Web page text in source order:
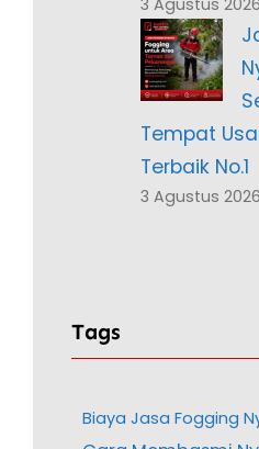
3 Agustus 2026
Tempat
Terbaik No.1
3 Agustus 2026
Tags
Biaya Jasa Fogging